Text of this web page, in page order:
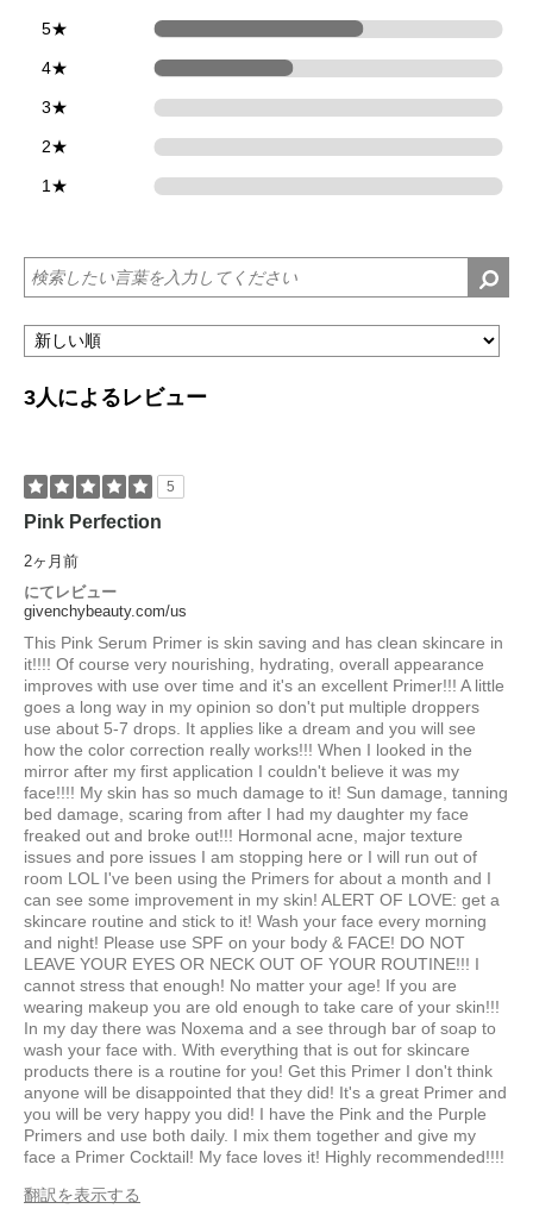
5★
4★
3★
2★
1★
3人によるレビュー
5
Pink Perfection
2ヶ月前
にてレビュー
givenchybeauty.com/us
This Pink Serum Primer is skin saving and has clean skincare in
it!!!! Of course very nourishing, hydrating, overall appearance
improves with use over time and it's an excellent Primer!!! A little
goes a long way in my opinion so don't put multiple droppers
use about 5-7 drops. It applies like a dream and you will see
how the color correction really works!!! When I looked in the
mirror after my first application I couldn't believe it was my
face!!!! My skin has so much damage to it! Sun damage, tanning
bed damage, scaring from after I had my daughter my face
freaked out and broke out!!! Hormonal acne, major texture
issues and pore issues I am stopping here or I will run out of
room LOL I've been using the Primers for about a month and I
can see some improvement in my skin! ALERT OF LOVE: get a
skincare routine and stick to it! Wash your face every morning
and night! Please use SPF on your body & FACE! DO NOT
LEAVE YOUR EYES OR NECK OUT OF YOUR ROUTINE!!! I
cannot stress that enough! No matter your age! If you are
wearing makeup you are old enough to take care of your skin!!!
In my day there was Noxema and a see through bar of soap to
wash your face with. With everything that is out for skincare
products there is a routine for you! Get this Primer I don't think
anyone will be disappointed that they did! It's a great Primer and
you will be very happy you did! I have the Pink and the Purple
Primers and use both daily. I mix them together and give my
face a Primer Cocktail! My face loves it! Highly recommended!!!!
翻訳を表示する